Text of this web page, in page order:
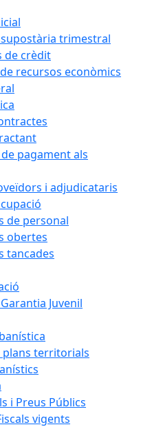
trimestral
de crèdit
recursos econòmics
pagament als
i adjudicataris
de personal
obertes
tancades
Juvenil
plans territorials
i Preus Públics
vigents